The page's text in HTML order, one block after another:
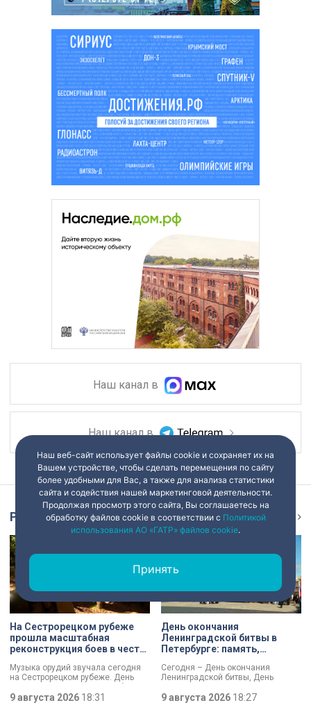
Наш канал в
Наш канал в
Репортаж
На Сестрорецком рубеже
прошла масштабная
реконструкция боев в честь
Ленинградской битвы
Музыка орудий звучала сегодня
на Сестрорецком рубеже. День
вспоминали и через
9 августа 2026 18:31
День окончания
Ленинградской битвы в
Петербурге: память,
созданию нового
мемориала
Сегодня – День окончания
Ленинградской битвы, День
обращении губернатор Александр
9 августа 2026 18:27
Наш веб-сайт использует файлы cookie и сохраняет их на
Вашем устройстве, чтобы сделать перемещения по сайту
более удобными для Вас, а также для анализа статистики
сайта и содействия нашей маркетинговой деятельности.
Продолжая просмотр этого сайта, Вы соглашаетесь на
обработку файлов cookie в соответствии с Политикой
использования АО «ГАТР» файлов cookie.
Принять